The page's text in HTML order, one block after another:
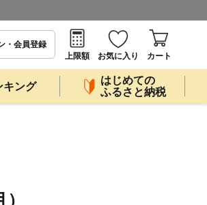
・会員登録
上限額
お気に入り カート
キング
はじめての
ふるさと納税